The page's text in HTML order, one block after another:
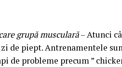
grupă musculară– Atunci
de piept. Antrenamentele
de probleme precum ”